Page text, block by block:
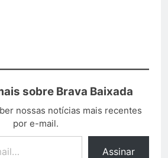
sobre Brava Baixada
nossas notícias mais recentes
por e-mail.
Assinar